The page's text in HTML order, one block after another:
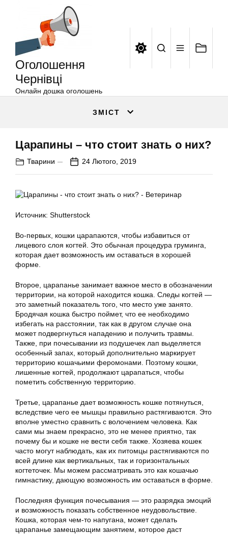
Оголошення
Чернівці
Онлайн дошка оголошень
ЗМІСТ
Царапины – что стоит знать о них?
Тварини 24 Лютого, 2019
Источник: Shutterstock
Во-первых, кошки царапаются, чтобы избавиться от
лицевого слоя когтей. Это обычная процедура груминга,
которая дает возможность им оставаться в хорошей
форме.
Второе, царапанье занимает важное место в обозначении
территории, на которой находится кошка. Следы когтей —
это заметный показатель того, что место уже занято.
Бродячая кошка быстро поймет, что ее необходимо
избегать на расстоянии, так как в другом случае она
может подвергнуться нападению и получить травмы.
Также, при почесывании из подушечек лап выделяется
особенный запах, который дополнительно маркирует
территорию кошачьими феромонами. Поэтому кошки,
лишенные когтей, продолжают царапаться, чтобы
пометить собственную территорию.
Третье, царапанье дает возможность кошке потянуться,
вследствие чего ее мышцы правильно растягиваются. Это
вполне уместно сравнить с волочением человека. Как
сами мы знаем прекрасно, это не менее приятно, так
почему бы и кошке не вести себя также. Хозяева кошек
часто могут наблюдать, как их питомцы растягиваются по
всей длине как вертикальных, так и горизонтальных
когтеточек. Мы можем рассматривать это как кошачью
гимнастику, дающую возможность им оставаться в форме.
Последняя функция почесывания — это разрядка эмоций
и возможность показать собственное неудовольствие.
Кошка, которая чем-то напугана, может сделать
царапанье замещающим занятием, которое даст